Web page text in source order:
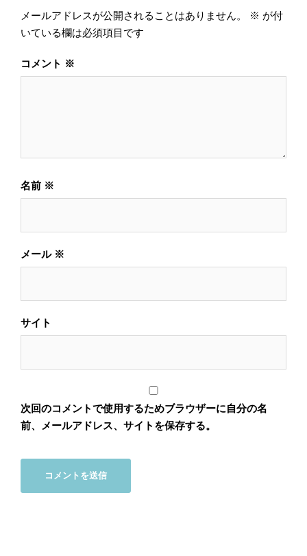
ョ
ン
メールアドレスが公開されることはありません。 ※ が付
いている欄は必須項目です
コメント ※
名前 ※
メール ※
サイト
次回のコメントで使用するためブラウザーに自分の名
前、メールアドレス、サイトを保存する。